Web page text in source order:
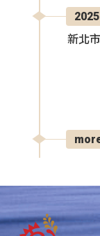
2025
新北